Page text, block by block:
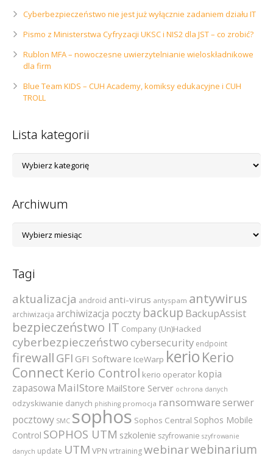
Cyberbezpieczeństwo nie jest już wyłącznie zadaniem działu IT
Pismo z Ministerstwa Cyfryzacji UKSC i NIS2 dla JST – co zrobić?
Rublon MFA – nowoczesne uwierzytelnianie wieloskładnikowe
dla firm
Blue Team KIDS – CUH Academy, komiksy edukacyjne i CUH
TROLL
Lista kategorii
kategorii
Archiwum
Tagi
aktualizacja android anti-virus antyspam antywirus
archiwizacja archiwizacja poczty backup BackupAssist
bezpieczeństwo IT Company (Un)Hacked
cyberbezpieczeństwocybersecurity endpoint
firewall GFI GFI Software IceWarp kerio Kerio
Connect Kerio Control kerio operator kopia
zapasowa MailStore MailStore Server ochrona danych
odzyskiwanie danych phishing promocja ransomware serwer
pocztowy SMC sophos Sophos Central Sophos Mobile
Control SOPHOS UTM szkolenie szyfrowanie szyfrowanie
danych update UTM VPN vrtrainingwebinarwebinarium